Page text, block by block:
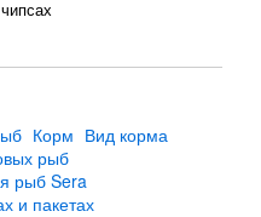
Корм Вид корма
рыб
рыб Sera
и пакетах